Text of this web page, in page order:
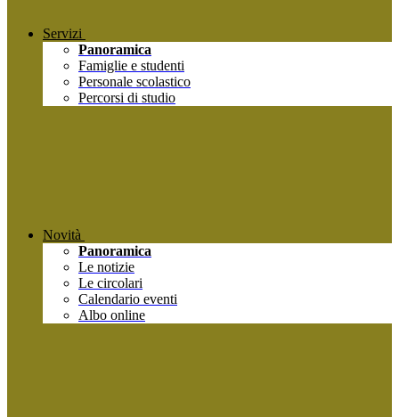
Servizi
Panoramica
Famiglie e studenti
Personale scolastico
Percorsi di studio
Novità
Panoramica
Le notizie
Le circolari
Calendario eventi
Albo online